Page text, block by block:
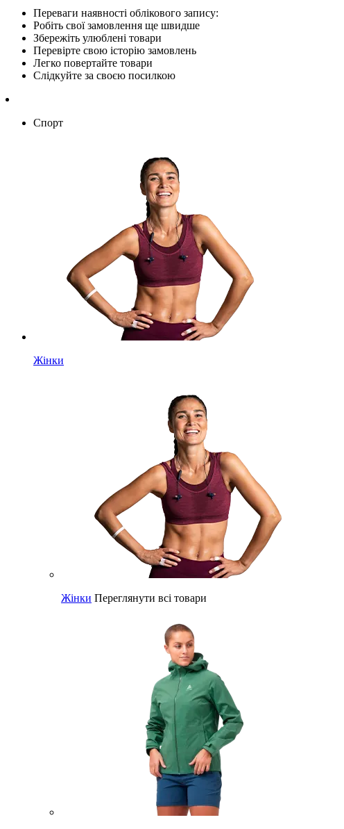
Переваги наявності облікового запису:
Робіть свої замовлення ще швидше
Збережіть улюблені товари
Перевірте свою історію замовлень
Легко повертайте товари
Слідкуйте за своєю посилкою
Спорт
Жінки
Жінки Переглянути всі товари